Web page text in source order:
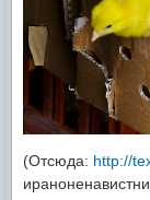
(Отсюда: http://